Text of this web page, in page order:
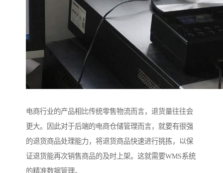
电商行业的产品相比传统零售物流而言，退货量往往会
更大。因此对于后端的电商仓储管理而言，就要有很强
的退货商品处理能力，将退货商品快速进行挑拣，以保
证退货能再次销售商品的及时上架。这就需要WMS系统
的精准数据管理。